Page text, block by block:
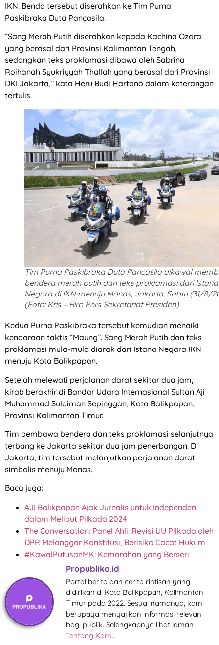
IKN. Benda tersebut diserahkan ke Tim Purna
Paskibraka Duta Pancasila.
“Sang Merah Putih diserahkan kepada Kachina Ozora
yang berasal dari Provinsi Kalimantan Tengah,
sedangkan teks proklamasi dibawa oleh Sabrina
Roihanah Syukriyyah Thallah yang berasal dari Provinsi
DKI Jakarta,” kata Heru Budi Hartono dalam keterangan
tertulis.
Tim Purna Paskibraka Duta Pancasila dikawal
bendera merah putih dan teks proklamasi dari Istana
Negara di IKN menuju Monas, Jakarta, Sabtu (31/8/
(Foto: Kris – Biro Pers Sekretariat Presiden)
Kedua Purna Paskibraka tersebut kemudian menaiki
kendaraan taktis “Maung”. Sang Merah Putih dan teks
proklamasi mula-mula diarak dari Istana Negara IKN
menuju Kota Balikpapan.
Setelah melewati perjalanan darat sekitar dua jam,
kirab berakhir di Bandar Udara Internasional Sultan Aji
Muhammad Sulaiman Sepinggan, Kota Balikpapan,
Provinsi Kalimantan Timur.
Tim pembawa bendera dan teks proklamasi selanjutnya
terbang ke Jakarta sekitar dua jam penerbangan. Di
Jakarta, tim tersebut melanjutkan perjalanan darat
simbolis menuju Monas.
Baca juga:
AJI Balikpapan Ajak Jurnalis untuk Independen
dalam Meliput Pilkada 2024
The Conversation: Panel Ahli: Revisi UU Pilkada oleh
DPR Melanggar Konstitusi, Berisiko Cacat Hukum
#KawalPutusanMK: Kemarahan yang Berseri
Propublika.id
Portal berita dan cerita rintisan yang
didirikan di Kota Balikpapan, Kalimantan
Timur pada 2022. Sesuai namanya, kami
berupaya menyajikan informasi relevan
bagi publik. Selengkapnya lihat laman
Tentang Kami.